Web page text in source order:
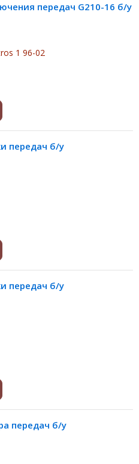
передач G210-16 б/у
1 96-02
передач б/у
передач б/у
передач б/у